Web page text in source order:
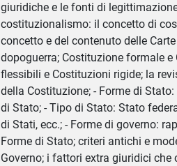
giuridiche e le fonti di
costituzionalismo: il concetto di
concetto e del contenuto delle
dopoguerra; Costituzione formale
flessibili e Costituzioni rigide; la
della Costituzione; - Forme di
di Stato; - Tipo di Stato: Stato
di Stati, ecc.; - Forme di governo:
Forme di Stato; criteri antichi e
Governo; i fattori extra giuridici